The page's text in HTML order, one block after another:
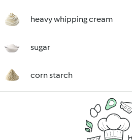
heavy whipping cream
sugar
corn starch